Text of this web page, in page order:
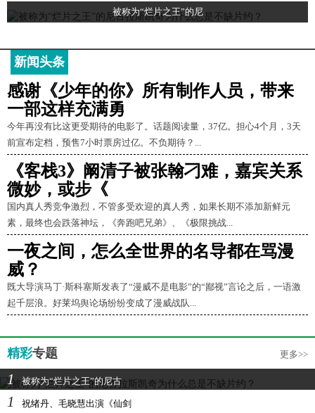
被称为“烂片之王”的尼
新闻头条
感谢《少年的你》所有制作人员，带来
一部这样充满勇
今年再没有比这更受期待的电影了。话题阅读量，37亿。担心4个月，3天
前宣布定档，预售7小时票房过亿。不负期待？...
《客栈3》阚清子被张翰刁难，嘉宾关系
微妙，或步《
国内真人秀竞争激烈，不管多受欢迎的真人秀，如果长期不添加新鲜元
素，最终也会跌落神坛，《奔跑吧兄弟》、《极限挑战...
一夜之间，怎么全世界的名导都在骂漫
威？
既大导演马丁·斯科塞斯发表了“漫威不是电影”的“鄙视”言论之后，一语激
起千层浪。好莱坞舆论场纷纷变成了漫威战队...
精彩专题 更多>>
1 被称为“烂片之王”的尼古
1 祝绪丹、毛晓慧出演《仙剑